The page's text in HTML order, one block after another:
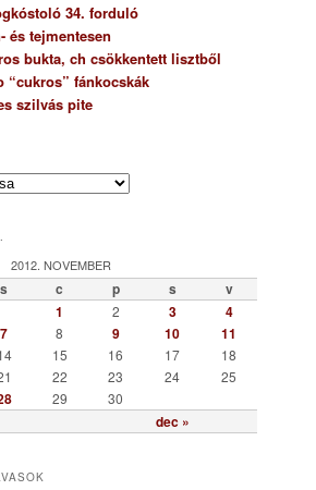
34. forduló
és tejmentesen
bukta, ch csökkentett lisztből
“cukros” fánkocskák
szilvás pite
2012. NOVEMBER
s c p s v
dec »
1 2 3
4
7 8 9 10 11
15 16 17 18
22 23 24
25
29 30